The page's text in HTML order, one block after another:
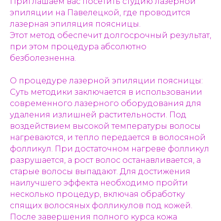
эпиляции на Павелецкой, где проводится
лазерная эпиляция поясницы.
Этот метод обеспечит долгосрочный результат,
при этом процедура абсолютно
безболезненна.
О процедуре лазерной эпиляции поясницы:
Суть методики заключается в использовании
современного лазерного оборудования для
удаления излишней растительности. Под
воздействием высокой температуры волосы
нагреваются, и тепло передается в волосяной
фолликул. При достаточном нагреве фолликул
разрушается, а рост волос останавливается, а
старые волосы выпадают. Для достижения
наилучшего эффекта необходимо пройти
несколько процедур, включая обработку
спящих волосяных фолликулов под кожей.
После завершения полного курса кожа